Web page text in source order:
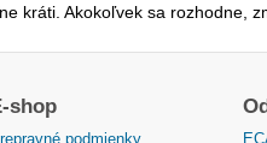
kráti. Akokoľvek sa rozhodne,
shop
podmienky